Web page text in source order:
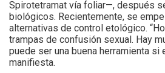
Spirotetramat vía foliar—, después
biológicos. Recientemente, se
alternativas de control etológico.
trampas de confusión sexual. Hay
puede ser una buena herramienta si
manifiesta.